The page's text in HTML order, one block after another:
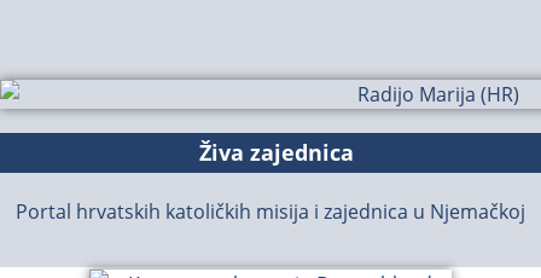
Živa zajednica
Portal hrvatskih katoličkih misija i zajednica u Njemačkoj